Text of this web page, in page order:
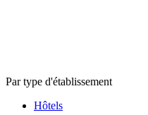
Par type d'établissement
Hôtels